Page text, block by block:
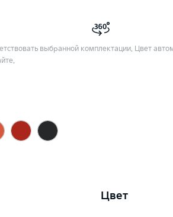
выбранной комплектации. Цвет
Цвет